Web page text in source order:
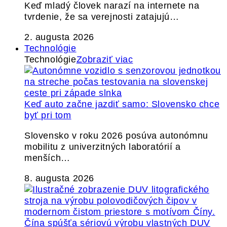
Keď mladý človek narazí na internete na
tvrdenie, že sa verejnosti zatajujú…
2. augusta 2026
Technológie
TechnológieZobraziť viac
Keď auto začne jazdiť samo: Slovensko chce
byť pri tom
Slovensko v roku 2026 posúva autonómnu
mobilitu z univerzitných laboratórií a
menších…
8. augusta 2026
Čína spúšťa sériovú výrobu vlastných DUV